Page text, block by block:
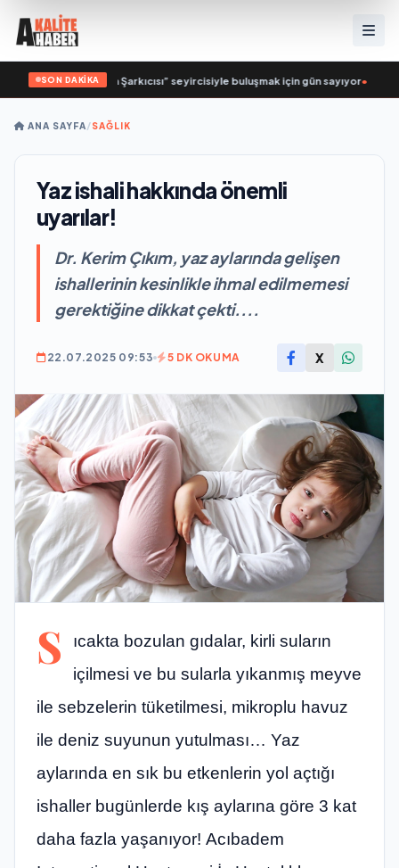
SON DAKİKA
“Vişne”• “Düğün Şarkıcısı” seyircisiyle buluşmak için gün sayıyor•
ANA SAYFA/SAĞLIK
Yaz ishali hakkında önemli
uyarılar!
Dr. Kerim Çıkım, yaz aylarında gelişen
ishallerinin kesinlikle ihmal edilmemesi
gerektiğine dikkat çekti....
22.07.2025 09:53 5 DK OKUMA X
S
ıcakta bozulan gıdalar, kirli suların
içilmesi ve bu sularla yıkanmış meyve
ile sebzelerin tüketilmesi, mikroplu havuz
ile deniz suyunun yutulması… Yaz
aylarında en sık bu etkenlerin yol açtığı
ishaller bugünlerde kış aylarına göre 3 kat
daha fazla yaşanıyor! Acıbadem